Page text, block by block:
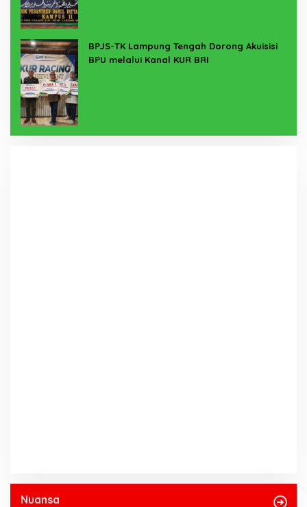
BPJS-TK Lampung Tengah Dorong Akuisisi
BPU melalui Kanal KUR BRI
Nuansa